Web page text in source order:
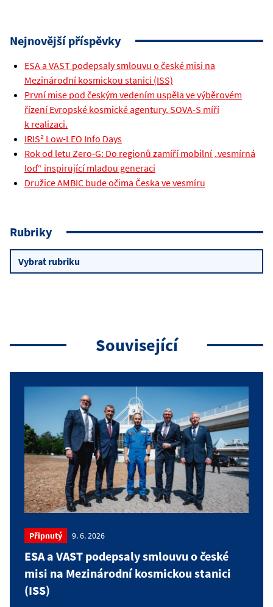
Nejnovější příspěvky
ESA a VAST podepsaly smlouvu o české misi na
Mezinárodní kosmickou stanici (ISS)
První mise pod českým vedením uspěla ve výběrovém
řízení Evropské kosmické agentury. SOVA-S míří
k realizaci.
IRIS² Low-LEO Info Days
Rok od letu Zero-G: Do regionů zamíří mobilní „vesmírná
loď“ inspirující mladou generaci
Družice AMBIC bude očima Česka ve vesmíru
Rubriky
Rubriky
Související
Připnutý 9. 6. 2026
ESA a VAST podepsaly smlouvu o české
misi na Mezinárodní kosmickou stanici
(ISS)